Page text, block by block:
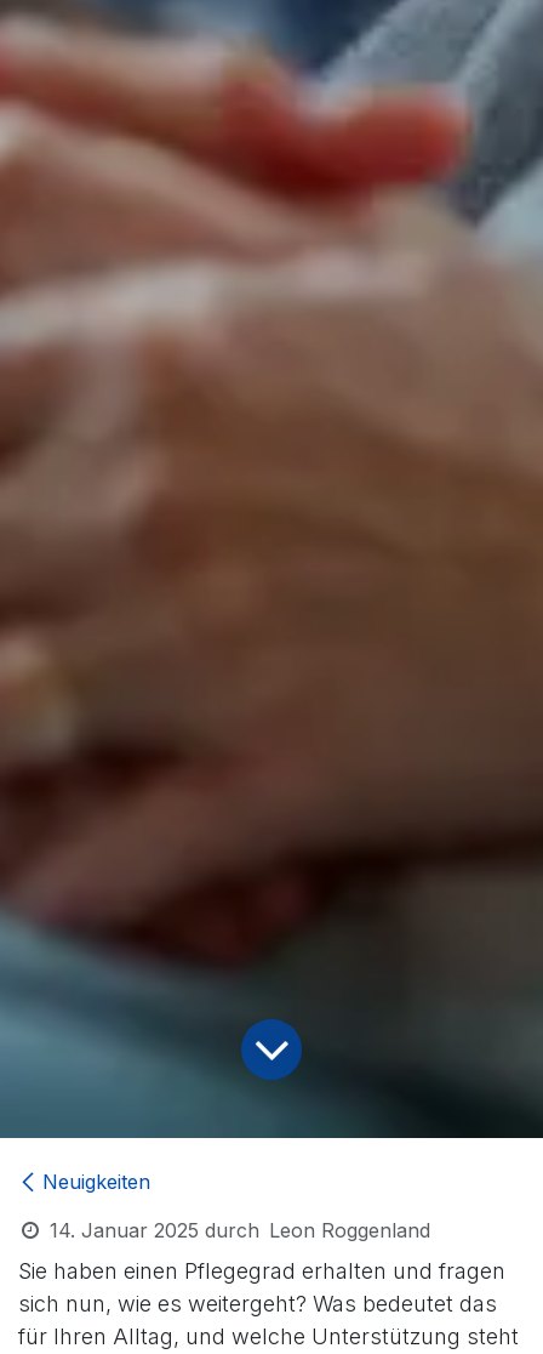
Neuigkeiten
14. Januar 2025 durch Leon Roggenland
Sie haben einen Pflegegrad erhalten und fragen
sich nun, wie es weitergeht? Was bedeutet das
für Ihren Alltag, und welche Unterstützung steht